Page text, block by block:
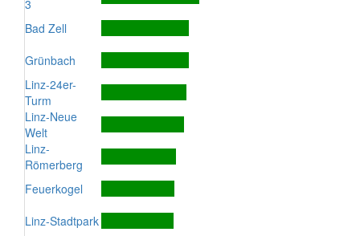
3
Bad Zell
Grünbach
Linz-24er-
Turm
Linz-Neue
Welt
Linz-
Römerberg
Feuerkogel
Linz-Stadtpark